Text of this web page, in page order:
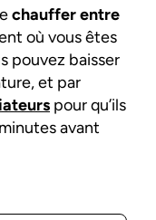
chauffer entre
où vous êtes
pouvez baisser
et par
pour qu’ils
avant